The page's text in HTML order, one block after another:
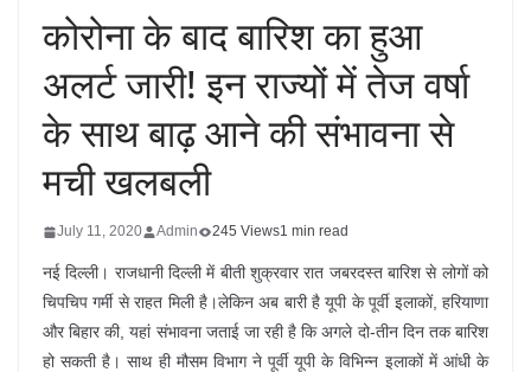
कोरोना के बाद बारिश का हुआ
अलर्ट जारी! इन राज्यों में तेज वर्षा
के साथ बाढ़ आने की संभावना से
मची खलबली
July 11, 2020 Admin 245 Views1 min read
नई दिल्ली। राजधानी दिल्ली में बीती शुक्रवार रात जबरदस्त बारिश से लोगों को
चिपचिप गर्मी से राहत मिली है।लेकिन अब बारी है यूपी के पूर्वी इलाकों, हरियाणा
और बिहार की, यहां संभावना जताई जा रही है कि अगले दो-तीन दिन तक बारिश
हो सकती है। साथ ही मौसम विभाग ने पूर्वी यूपी के विभिन्‍न इलाकों में आंधी के